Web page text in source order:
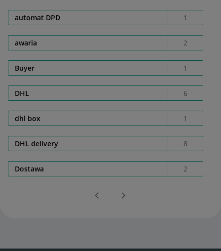
automat DPD 1
awaria 2
Buyer 1
DHL 6
dhl box 1
DHL delivery 8
Dostawa 2